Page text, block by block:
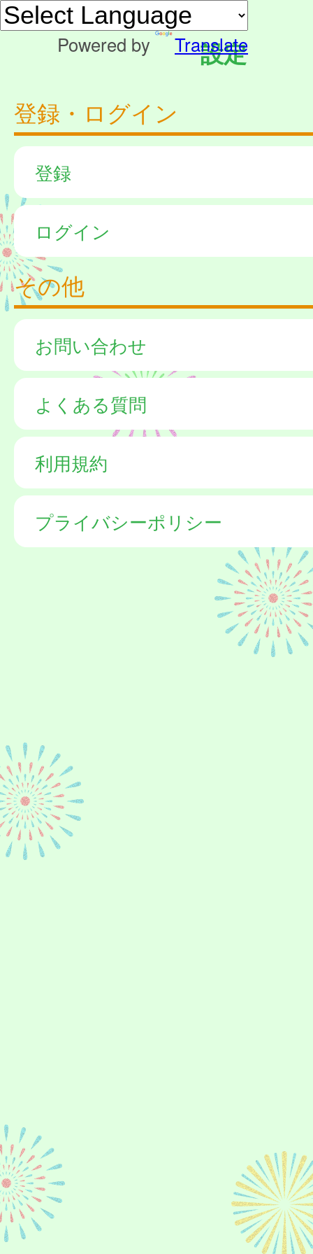
Powered by Translate
設定
登録・ログイン
登録
ログイン
その他
お問い合わせ
よくある質問
利用規約
プライバシーポリシー